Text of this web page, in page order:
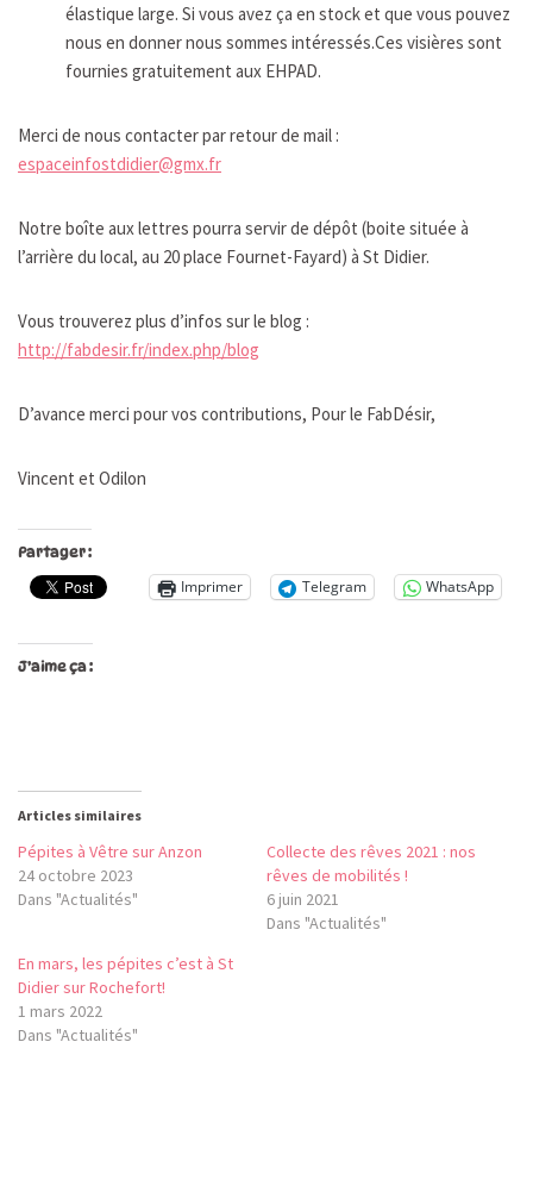
élastique large. Si vous avez ça en stock et que vous pouvez
nous en donner nous sommes intéressés.Ces visières sont
fournies gratuitement aux EHPAD.
Merci de nous contacter par retour de mail :
espaceinfostdidier@gmx.fr
Notre boîte aux lettres pourra servir de dépôt (boite située à
l’arrière du local, au 20 place Fournet-Fayard) à St Didier.
Vous trouverez plus d’infos sur le blog :
http://fabdesir.fr/index.php/blog
D’avance merci pour vos contributions, Pour le FabDésir,
Vincent et Odilon
Partager :
Imprimer Telegram WhatsApp
J’aime ça :
Articles similaires
Pépites à Vêtre sur Anzon
24 octobre 2023
Dans "Actualités"
Collecte des rêves 2021 : nos
rêves de mobilités !
6 juin 2021
Dans "Actualités"
En mars, les pépites c’est à St
Didier sur Rochefort!
1 mars 2022
Dans "Actualités"